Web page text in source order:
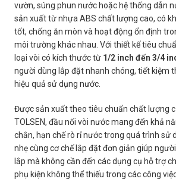
vườn, súng phun nước hoặc hệ thống dẫn
sản xuất từ nhựa ABS chất lượng cao, có
tốt, chống ăn mòn và hoạt động ổn định
môi trường khác nhau. Với thiết kế tiêu
loại vòi có kích thước từ 1/2 inch đến 3/4
người dùng lắp đặt nhanh chóng, tiết kiệm
hiệu quả sử dụng nước.
Được sản xuất theo tiêu chuẩn chất lượng
TOLSEN, đầu nối vòi nước mang đến khả
chắn, hạn chế rò rỉ nước trong quá trình sử
nhẹ cùng cơ chế lắp đặt đơn giản giúp
lắp mà không cần đến các dụng cụ hỗ trợ
phụ kiện không thể thiếu trong các công